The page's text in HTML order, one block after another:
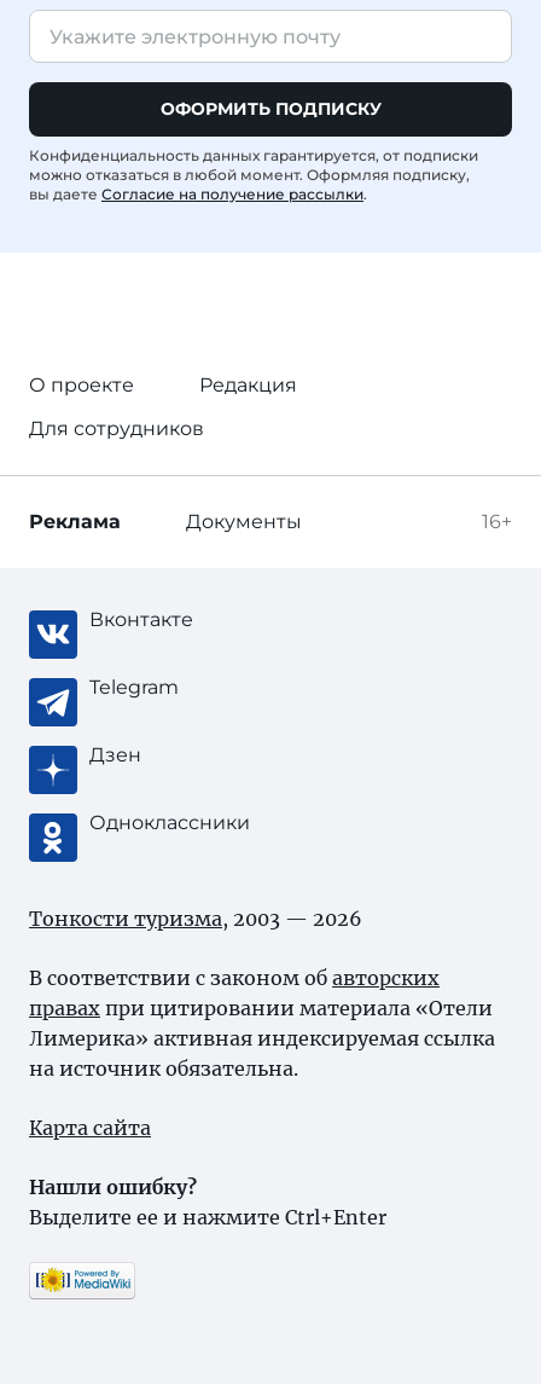
ОФОРМИТЬ ПОДПИСКУ
Конфиденциальность данных гарантируется, от подписки
можно отказаться в любой момент. Оформляя подписку,
вы даете Согласие на получение рассылки.
О проекте
Редакция
Для сотрудников
16+
Реклама Документы
Вконтакте
Telegram
Дзен
Одноклассники
Тонкости туризма, 2003 — 2026
В соответствии с законом об авторских
правах при цитировании материала «Отели
Лимерика» активная индексируемая ссылка
на источник обязательна.
Карта сайта
Нашли ошибку?
Выделите ее и нажмите Ctrl+Enter